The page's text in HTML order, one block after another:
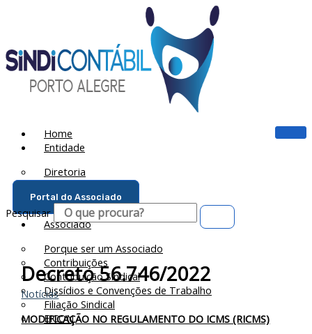
conteúdo
Home
Entidade
Diretoria
Sede Social
Ação Social
Associado
Porque ser um Associado
Contribuições
Contribuição Sindical
Dissídios e Convenções de Trabalho
Filiação Sindical
EICON
Portal do Associado
Pesquisar
Decreto 56.746/2022
Notícias
MODIFICAÇÃO NO REGULAMENTO DO ICMS (RICMS)